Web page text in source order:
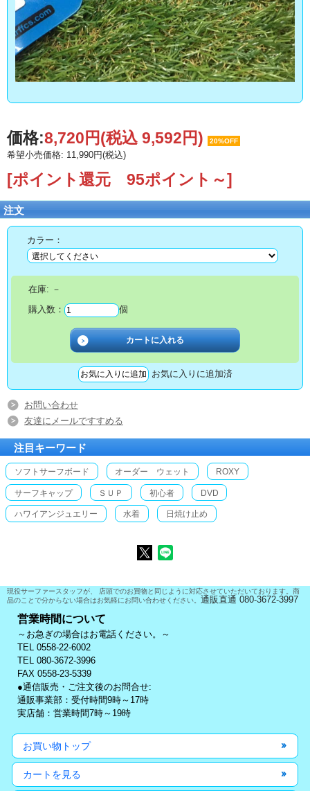
価格:8,720円(税込 9,592円) 20%OFF
希望小売価格: 11,990円(税込)
[ポイント還元 95ポイント～]
注文
カラー：
在庫: －
購入数：
個
お気に入りに追加済
お問い合わせ
友達にメールですすめる
注目キーワード
ソフトサーフボード オーダー ウェット ROXY
サーフキャップ ＳＵＰ 初心者 DVD
ハワイアンジュエリー 水着 日焼け止め
現役サーファースタッフが、 店頭でのお買物と同じように対応させていただいております。商
品のことで分からない場合はお気軽にお問い合わせください。 通販直通 080-3672-3997
営業時間について
～お急ぎの場合はお電話ください。～
TEL 0558-22-6002
TEL 080-3672-3996
FAX 0558-23-5339
●通信販売・ご注文後のお問合せ:
通販事業部：受付時間9時～17時
実店舗：営業時間7時～19時
お買い物トップ
カートを見る